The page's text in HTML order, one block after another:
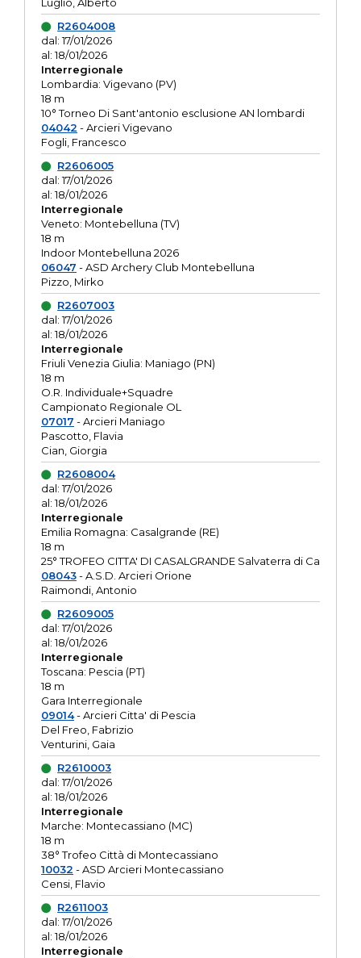
R2604008
dal: 17/01/2026
al: 18/01/2026
Interregionale
Lombardia: Vigevano (PV)
18 m
10° Torneo Di Sant'antonio esclusione AN lombardi
04042 - Arcieri Vigevano
Fogli, Francesco
R2606005
dal: 17/01/2026
al: 18/01/2026
Interregionale
Veneto: Montebelluna (TV)
18 m
Indoor Montebelluna 2026
06047 - ASD Archery Club Montebelluna
Pizzo, Mirko
R2607003
dal: 17/01/2026
al: 18/01/2026
Interregionale
Friuli Venezia Giulia: Maniago (PN)
18 m
O.R. Individuale+Squadre
Campionato Regionale OL
07017 - Arcieri Maniago
Pascotto, Flavia
Cian, Giorgia
R2608004
dal: 17/01/2026
al: 18/01/2026
Interregionale
Emilia Romagna: Casalgrande (RE)
18 m
25° TROFEO CITTA' DI CASALGRANDE Salvaterra di Ca
08043- A.S.D. Arcieri Orione
Raimondi, Antonio
R2609005
dal: 17/01/2026
al: 18/01/2026
Interregionale
Toscana: Pescia (PT)
18 m
Gara Interregionale
09014- Arcieri Citta' di Pescia
Del Freo, Fabrizio
Venturini, Gaia
R2610003
dal: 17/01/2026
al: 18/01/2026
Interregionale
Marche: Montecassiano (MC)
18 m
38° Trofeo Città di Montecassiano
10032 - ASD Arcieri Montecassiano
Censi, Flavio
R2611003
dal: 17/01/2026
al: 18/01/2026
Interregionale